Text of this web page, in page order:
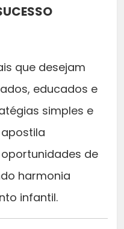
l
:
R
$
1
3
que desejam
educados e
simples e
de
harmonia
infantil.